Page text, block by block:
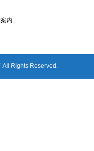
内
All Rights Reserved.